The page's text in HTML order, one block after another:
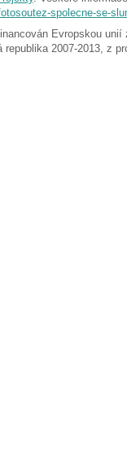
spolecne-se-
Evropskou
2007-2013, z